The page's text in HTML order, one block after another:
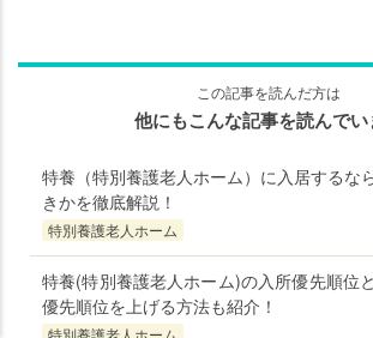
この記事を読んだ方は
他にもこんな記事を読んでい
特養（特別養護老人ホーム）に入居するな
きかを徹底解説！
特別養護老人ホーム
特養(特別養護老人ホーム)の入所優先順位
優先順位を上げる方法も紹介！
老人ホームの知りたいことが
老人ホームの知りたいことが